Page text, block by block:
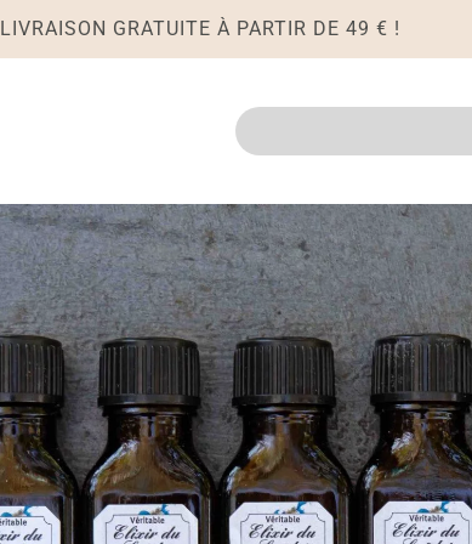
LIVRAISON GRATUITE À PARTIR DE 49 € !
Recherche